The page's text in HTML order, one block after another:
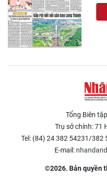
Tổng Biên
Trụ sở chính: 71
Tel: (84) 24 382 54231/382
E-mail:
©2026. Bản quyền